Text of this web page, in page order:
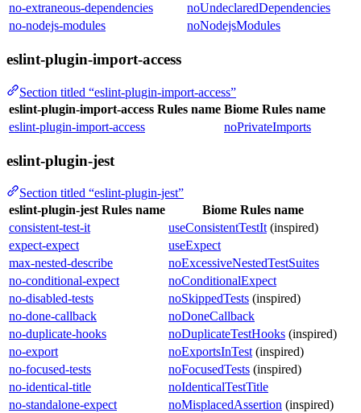
no-extraneous-dependencies
noUndeclaredDependencies
no-nodejs-modules
noNodejsModules
eslint-plugin-import-access
Section titled “eslint-plugin-import-access”
eslint-plugin-import-access Rules name Biome Rules name
eslint-plugin-import-access
noPrivateImports
eslint-plugin-jest
Section titled “eslint-plugin-jest”
eslint-plugin-jest Rules name
Biome Rules name
consistent-test-it
useConsistentTestIt (inspired)
expect-expect
useExpect
max-nested-describe
noExcessiveNestedTestSuites
no-conditional-expect
noConditionalExpect
no-disabled-tests
noSkippedTests (inspired)
no-done-callback
noDoneCallback
no-duplicate-hooks
noDuplicateTestHooks (inspired)
no-export
noExportsInTest (inspired)
no-focused-tests
noFocusedTests (inspired)
no-identical-title
noIdenticalTestTitle
no-standalone-expect
noMisplacedAssertion (inspired)